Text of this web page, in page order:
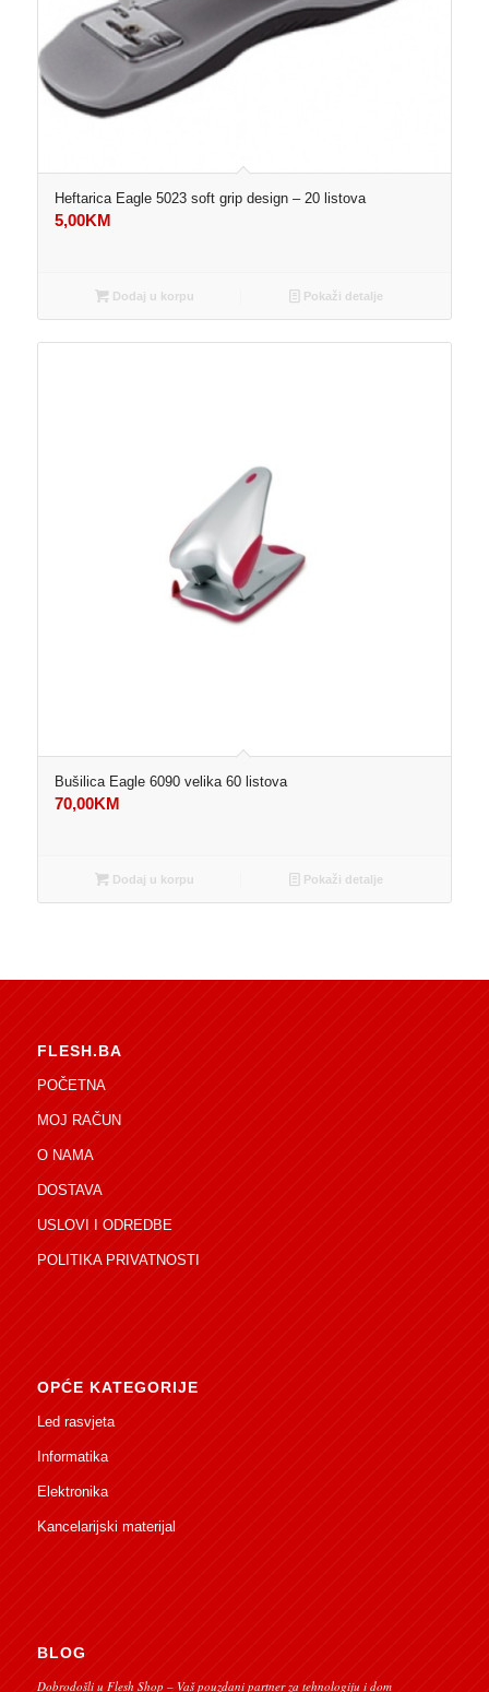
Heftarica Eagle 5023 soft grip design – 20 listova
5,00KM
Dodaj u korpu Pokaži detalje
Bušilica Eagle 6090 velika 60 listova
70,00KM
Dodaj u korpu Pokaži detalje
FLESH.BA
POČETNA
MOJ RAČUN
O NAMA
DOSTAVA
USLOVI I ODREDBE
POLITIKA PRIVATNOSTI
OPĆE KATEGORIJE
Led rasvjeta
Informatika
Elektronika
Kancelarijski materijal
BLOG
Dobrodošli u Flesh Shop – Vaš pouzdani partner za tehnologiju i dom